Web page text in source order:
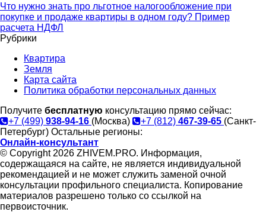
Что нужно знать про льготное налогообложение при
покупке и продаже квартиры в одном году? Пример
расчета НДФЛ
Рубрики
Квартира
Земля
Карта сайта
Политика обработки персональных данных
Получите бесплатную консультацию прямо сейчас:
+7 (499) 938-94-16 (Москва) +7 (812) 467-39-65 (Санкт-
Петербург) Остальные регионы:
Онлайн-консультант
© Copyright 2026 ZHIVEM.PRO. Информация,
содержащаяся на сайте, не является индивидуальной
рекомендацией и не может служить заменой очной
консультации профильного специалиста. Копирование
материалов разрешено только со ссылкой на
первоисточник.